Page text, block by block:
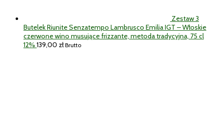
Zestaw 3
Butelek Riunite Senzatempo Lambrusco Emilia IGT – Włoskie
czerwone wino musujące frizzante, metoda tradycyjna, 75 cl
12% 139,00 zł Brutto